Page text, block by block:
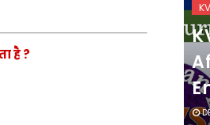
है ?
Current
(SET-2) in